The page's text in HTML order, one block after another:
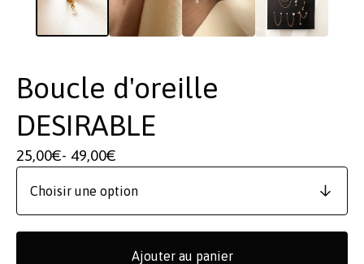
Boucle d'oreille
DESIRABLE
25,00€- 49,00€
Ajouter au panier